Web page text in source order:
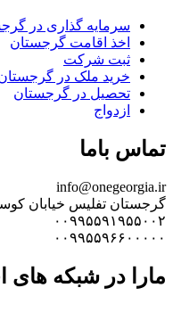
سرمایه گذاری در
اخذ اقامت گرجستان
ثبت شرکت
خرید ملک در
تحصیل در گرجستان
ازدواج
تماس باما
info@onegeorgia.ir
گرجستان تفلیس خیابان کوستاوا ۳۹_۳۸ جنب
۰۰۹۹۵۵۹۱۹۵۵۰۰۲
۰۰۹۹۵۵۹۶۶۰۰۰۰۰
مارا در شبکه های